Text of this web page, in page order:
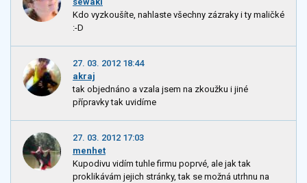
Kdo vyzkoušíte, nahlaste všechny zázraky i ty maličké
:-D
27. 03. 2012 18:44
akraj
tak objednáno a vzala jsem na zkoužku i jiné
přípravky tak uvidíme
27. 03. 2012 17:03
menhet
Kupodivu vidím tuhle firmu poprvé, ale jak tak
proklikávám jejich stránky, tak se možná utrhnu na